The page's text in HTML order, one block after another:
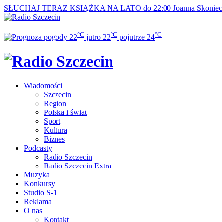
SŁUCHAJ TERAZ KSIĄŻKA NA LATO do 22:00 Joanna
22°C jutro 22°C pojutrze 24°C
Wiadomości
Szczecin
Region
Polska i świat
Sport
Kultura
Biznes
Podcasty
Radio Szczecin
Radio Szczecin Extra
Muzyka
Konkursy
Studio S-1
Reklama
O nas
Kontakt